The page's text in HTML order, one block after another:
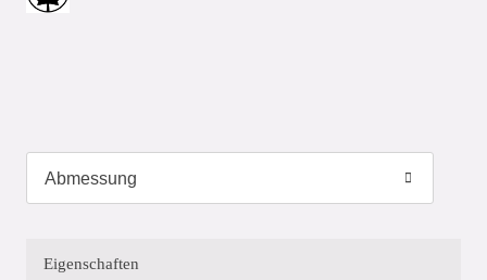
Eigenschaften